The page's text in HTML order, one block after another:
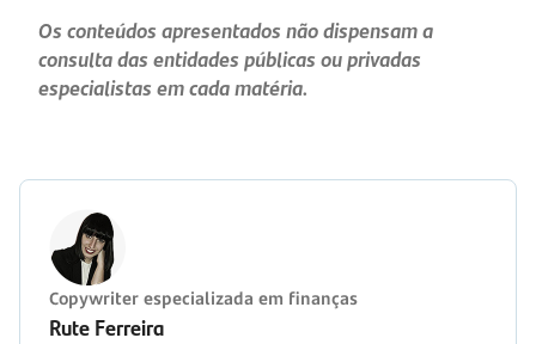
Os conteúdos apresentados não dispensam a
consulta das entidades públicas ou privadas
especialistas em cada matéria.
Copywriter especializada em finanças
Rute Ferreira